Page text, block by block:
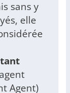
sans y
elle
Agent)